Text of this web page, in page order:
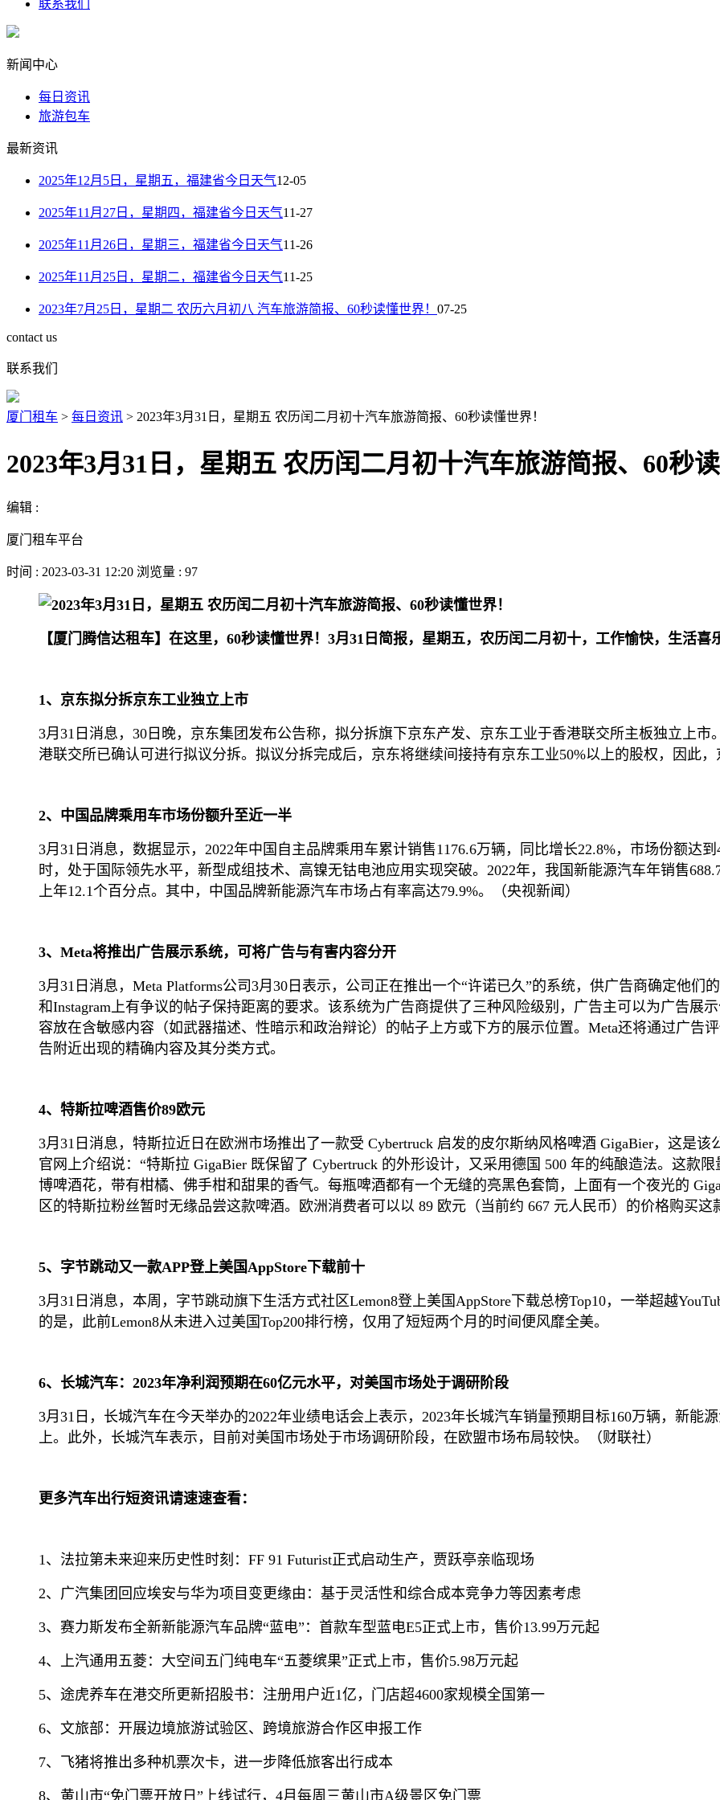
联系我们
新闻中心
每日资讯
旅游包车
最新资讯
2025年12月5日，星期五，福建省今日天气12-05
2025年11月27日，星期四，福建省今日天气11-27
2025年11月26日，星期三，福建省今日天气11-26
2025年11月25日，星期二，福建省今日天气11-25
2023年7月25日，星期二 农历六月初八 汽车旅游简报、60秒读懂世界！ 07-25
contact us
联系我们
厦门租车 > 每日资讯 > 2023年3月31日，星期五 农历闰二月初十汽车旅游简报、60秒读懂世界！
2023年3月31日，星期五 农历闰二月初十汽车旅游简报、60秒读
编辑 :
厦门租车平台
时间 : 2023-03-31 12:20 浏览量 : 97
【厦门腾信达租车】在这里，60秒读懂世界！3月31日简报，星期五，农历闰二月初十，工作愉快，生活喜
1、京东拟分拆京东工业独立上市
3月31日消息，30日晚，京东集团发布公告称，拟分拆旗下京东产发、京东工业于香港联交所主板独立上
港联交所已确认可进行拟议分拆。拟议分拆完成后，京东将继续间接持有京东工业50%以上的股权，因此，
2、中国品牌乘用车市场份额升至近一半
3月31日消息，数据显示，2022年中国自主品牌乘用车累计销售1176.6万辆，同比增长22.8%，市场份额达
时，处于国际领先水平，新型成组技术、高镍无钴电池应用实现突破。2022年，我国新能源汽车年销售
上年12.1个百分点。其中，中国品牌新能源汽车市场占有率高达79.9%。（央视新闻）
3、Meta将推出广告展示系统，可将广告与有害内容分开
3月31日消息，Meta Platforms公司3月30日表示，公司正在推出一个“许诺已久”的系统，供广告商确定他们
和Instagram上有争议的帖子保持距离的要求。该系统为广告商提供了三种风险级别，广告主可以为广告展
容放在含敏感内容（如武器描述、性暗示和政治辩论）的帖子上方或下方的展示位置。Meta还将通过广告
告附近出现的精确内容及其分类方式。
4、特斯拉啤酒售价89欧元
3月31日消息，特斯拉近日在欧洲市场推出了一款受 Cybertruck 启发的皮尔斯纳风格啤酒 GigaBier，这是
官网上介绍说：“特斯拉 GigaBier 既保留了 Cybertruck 的外形设计，又采用德国 500 年的纯酿造法。这款
博啤酒花，带有柑橘、佛手柑和甜果的香气。每瓶啤酒都有一个无缝的亮黑色套筒，上面有一个夜光的
区的特斯拉粉丝暂时无缘品尝这款啤酒。欧洲消费者可以以 89 欧元（当前约 667 元人民币）的价格购买这
5、字节跳动又一款APP登上美国AppStore下载前十
3月31日消息，本周，字节跳动旗下生活方式社区Lemon8登上美国AppStore下载总榜Top10，一举超越
的是，此前Lemon8从未进入过美国Top200排行榜，仅用了短短两个月的时间便风靡全美。
6、长城汽车：2023年净利润预期在60亿元水平，对美国市场处于调研阶段
3月31日，长城汽车在今天举办的2022年业绩电话会上表示，2023年长城汽车销量预期目标160万辆，新能
上。此外，长城汽车表示，目前对美国市场处于市场调研阶段，在欧盟市场布局较快。（财联社）
更多汽车出行短资讯请速速查看：
1、法拉第未来迎来历史性时刻：FF 91 Futurist正式启动生产，贾跃亭亲临现场
2、广汽集团回应埃安与华为项目变更缘由：基于灵活性和综合成本竞争力等因素考虑
3、赛力斯发布全新新能源汽车品牌“蓝电”：首款车型蓝电E5正式上市，售价13.99万元起
4、上汽通用五菱：大空间五门纯电车“五菱缤果”正式上市，售价5.98万元起
5、途虎养车在港交所更新招股书：注册用户近1亿，门店超4600家规模全国第一
6、文旅部：开展边境旅游试验区、跨境旅游合作区申报工作
7、飞猪将推出多种机票次卡，进一步降低旅客出行成本
8、黄山市“免门票开放日”上线试行，4月每周三黄山市A级景区免门票